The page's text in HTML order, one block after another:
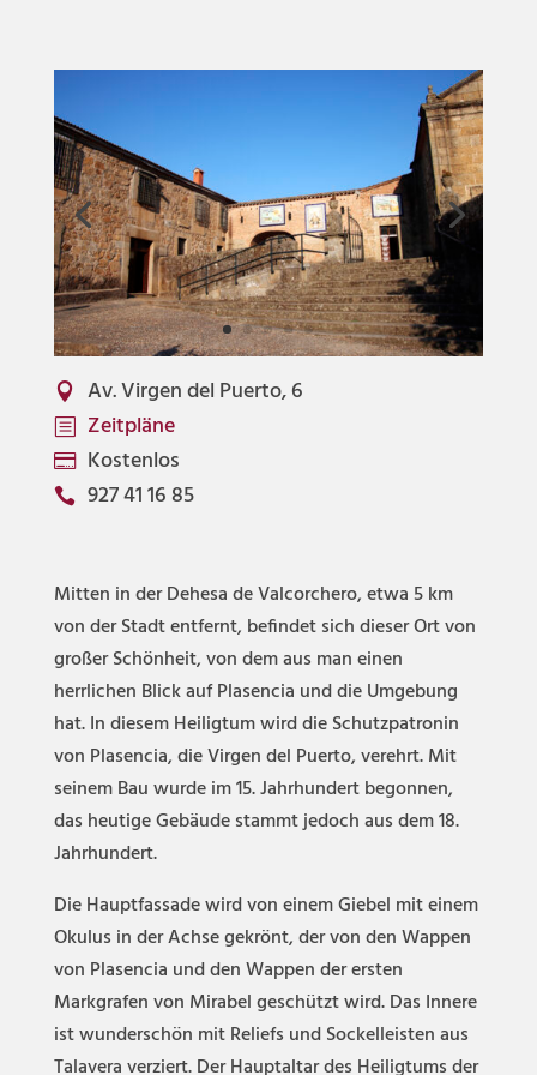
 Av. Virgen del Puerto, 6
b Zeitpläne
 Kostenlos
 927 41 16 85
Mitten in der Dehesa de Valcorchero, etwa 5 km
von der Stadt entfernt, befindet sich dieser Ort von
großer Schönheit, von dem aus man einen
herrlichen Blick auf Plasencia und die Umgebung
hat. In diesem Heiligtum wird die Schutzpatronin
von Plasencia, die Virgen del Puerto, verehrt. Mit
seinem Bau wurde im 15. Jahrhundert begonnen,
das heutige Gebäude stammt jedoch aus dem 18.
Jahrhundert.
Die Hauptfassade wird von einem Giebel mit einem
Okulus in der Achse gekrönt, der von den Wappen
von Plasencia und den Wappen der ersten
Markgrafen von Mirabel geschützt wird. Das Innere
ist wunderschön mit Reliefs und Sockelleisten aus
Talavera verziert. Der Hauptaltar des Heiligtums der